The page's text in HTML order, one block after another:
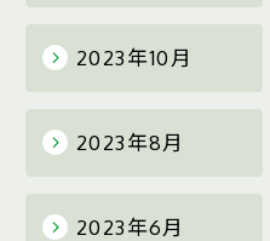
2023年10月
2023年8月
2023年6月